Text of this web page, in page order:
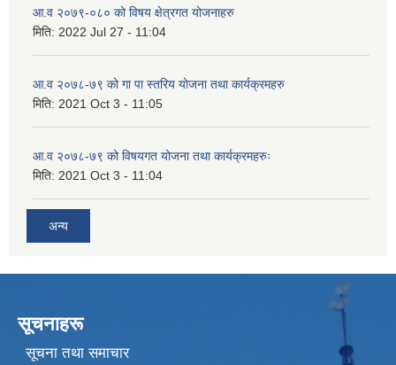
आ.व २०७९-०८० को विषय क्षेत्रगत योजनाहरु
मिति: 2022 Jul 27 - 11:04
आ.व २०७८-७९ को गा पा स्तरिय योजना तथा कार्यक्रमहरु
मिति: 2021 Oct 3 - 11:05
आ.व २०७८-७९ को विषयगत योजना तथा कार्यक्रमहरुः
मिति: 2021 Oct 3 - 11:04
अन्य
सूचनाहरू
सूचना तथा समाचार